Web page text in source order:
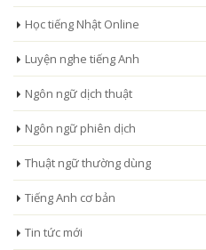
Học tiếng Nhật Online
Luyện nghe tiếng Anh
Ngôn ngữ dịch thuật
Ngôn ngữ phiên dịch
Thuật ngữ thường dùng
Tiếng Anh cơ bản
Tin tức mới